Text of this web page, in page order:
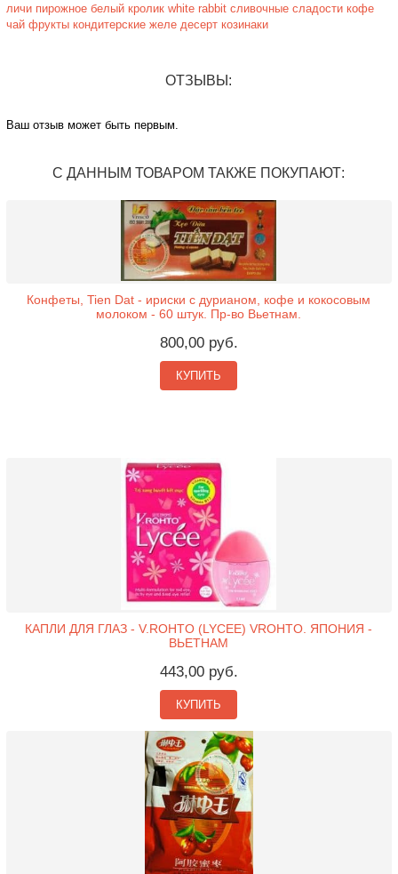
личи пирожное белый кролик white rabbit cливочные сладости кофе
чай фрукты кондитерские желе десерт козинаки
ОТЗЫВЫ:
Ваш отзыв может быть первым.
С ДАННЫМ ТОВАРОМ ТАКЖЕ ПОКУПАЮТ:
Конфеты, Tien Dat - ириски с дурианом, кофе и кокосовым
молоком - 60 штук. Пр-во Вьетнам.
800,00 руб.
КУПИТЬ
КАПЛИ ДЛЯ ГЛАЗ - V.ROHTO (LYCEE) VROHTO. ЯПОНИЯ -
ВЬЕТНАМ
443,00 руб.
КУПИТЬ